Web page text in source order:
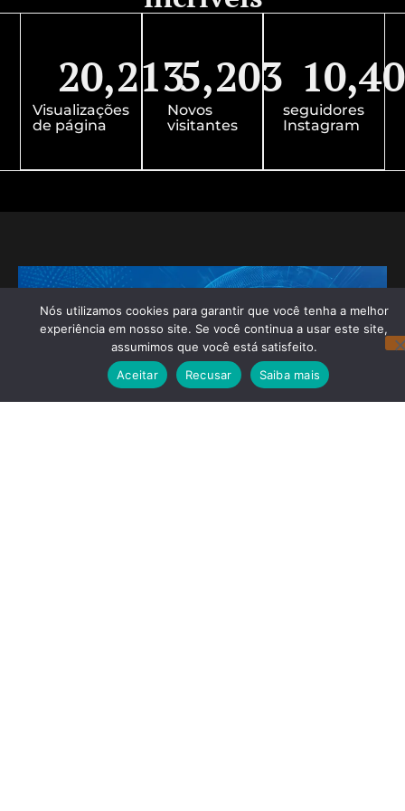
Visualizações
de página
20,213
Novos
visitantes
5,203
seguidores
Instagram
Nós utilizamos cookies para garantir que você tenha a melhor
experiência em nosso site. Se você continua a usar este site,
assumimos que você está satisfeito.
Aceitar
Recusar Saiba mais